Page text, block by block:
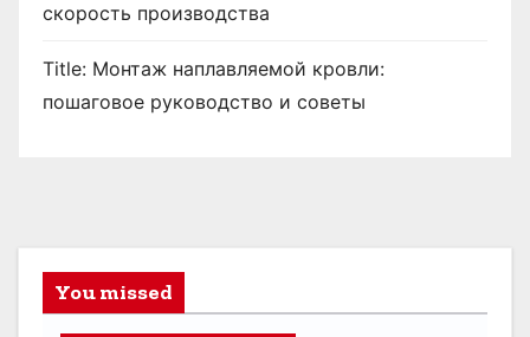
скорость производства
Title: Монтаж наплавляемой кровли:
пошаговое руководство и советы
You missed